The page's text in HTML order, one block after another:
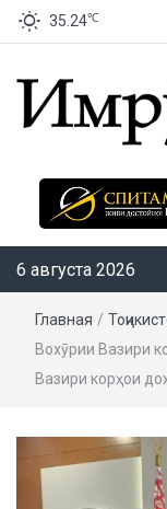
35.24℃
6 августа 2026
Главная /
Вохӯрии Вазири
Вазири корҳои